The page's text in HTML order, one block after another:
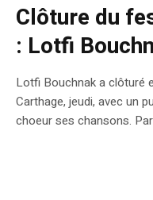
Clôture du
: Lotfi
Lotfi Bouchnak a clôturé
Carthage, jeudi, avec un
choeur ses chansons.